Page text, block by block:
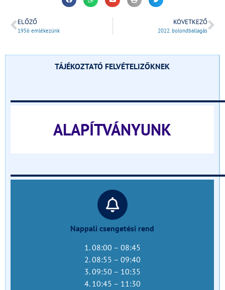
ELŐZŐ
1956 emlékezünk
KÖVETKEZŐ
2022. bolondballagás
TÁJÉKOZTATÓ FELVÉTELIZŐKNEK
ALAPÍTVÁNYUNK
Nappali csengetési rend
1. 08:00 – 08:45
2. 08:55 – 09:40
3. 09:50 – 10:35
4. 10:45 – 11:30